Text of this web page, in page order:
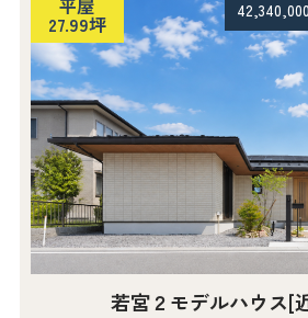
27.99坪
若宮２モデルハウス[